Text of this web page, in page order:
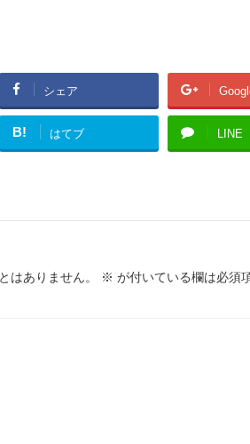
シェア
B! はてブ LINE
はありません。 ※ が付いている欄は必須